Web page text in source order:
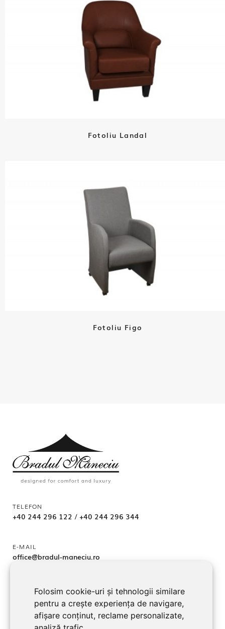
Folosim cookie-uri și tehnologii similare
pentru a crește experiența de navigare,
afișare conținut, reclame personalizate,
Fotoliu Landal
Fotoliu Figo
TELEFON
+40 244 296 122 / +40 244 296 344
E-MAIL
office@bradul-maneciu.ro
ADRESA
jud. Prahova, Localitate Măneciu-Pământeni 107362